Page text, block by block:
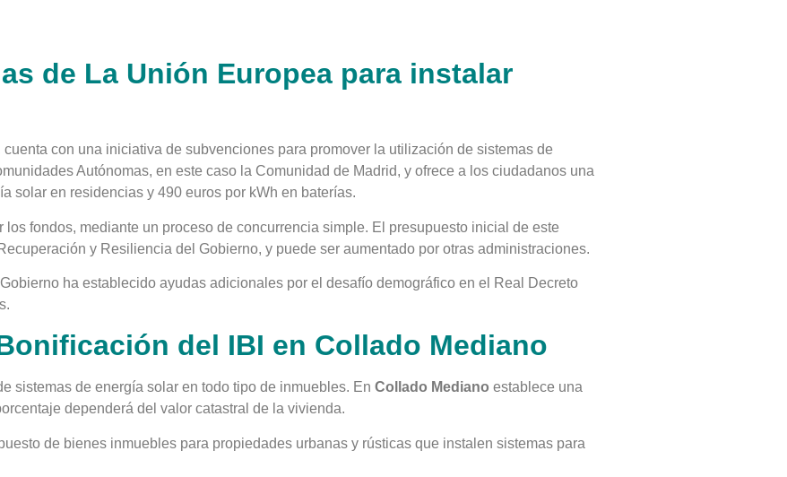
de La Unión Europea para instalar
con una iniciativa de subvenciones para promover la utilización de sistemas de
Autónomas, en este caso la Comunidad de Madrid, y ofrece a los ciudadanos una
solar en residencias y 490 euros por kWh en baterías.
fondos, mediante un proceso de concurrencia simple. El presupuesto inicial de este
y Resiliencia del Gobierno, y puede ser aumentado por otras administraciones.
ha establecido ayudas adicionales por el desafío demográfico en el Real Decreto
del IBI en Collado Mediano
sistemas de energía solar en todo tipo de inmuebles. En Collado Mediano establece una
dependerá del valor catastral de la vivienda.
de bienes inmuebles para propiedades urbanas y rústicas que instalen sistemas para